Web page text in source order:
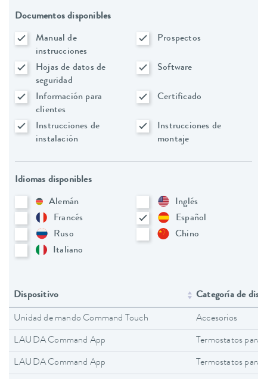
Documentos disponibles
Manual de
instrucciones
Prospectos
Hojas de datos de
seguridad
Software
Información para
clientes
Certificado
Instrucciones de
instalación
Instrucciones de
montaje
Idiomas disponibles
Alemán
Inglés
Francés
Español
Ruso
Chino
Italiano
Dispositivo Categoría de
Unidad de mando Command Touch Accesorios
LAUDA Command App Termostatos para
LAUDA Command App Termostatos para